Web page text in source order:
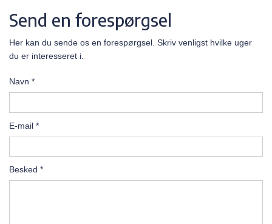
Send en forespørgsel
Her kan du sende os en forespørgsel. Skriv venligst hvilke uger
du er interesseret i.
Navn *
E-mail *
Besked *